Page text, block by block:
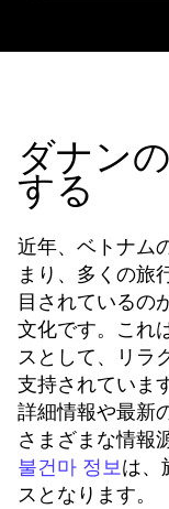
ダナン
する
近年、ベトナム
まり、多くの旅
目されているの
文化です。これ
スとして、リラ
支持されていま
詳細情報や最新
さまざまな情報
불건마 정보は、
スとなります。